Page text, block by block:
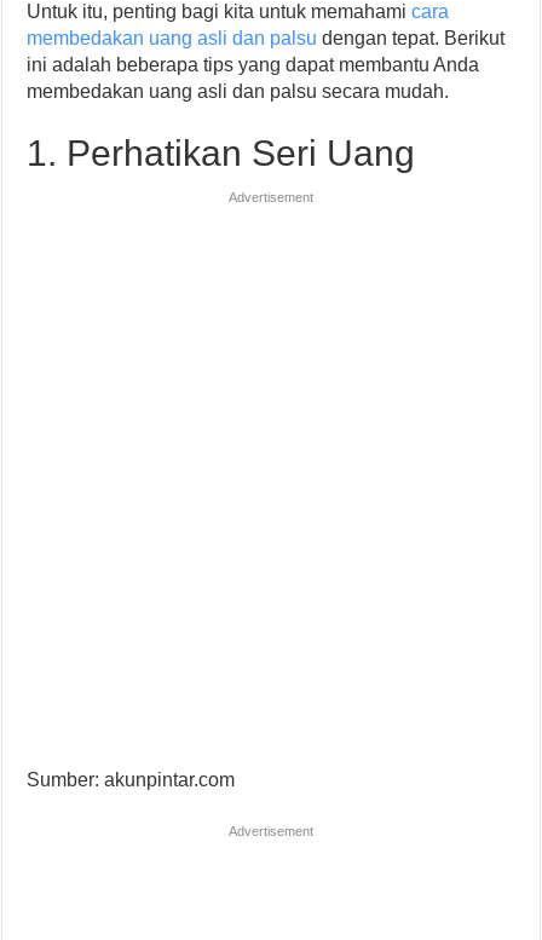
Untuk itu, penting bagi kita untuk memahamicara
membedakan uang asli dan palsu dengan tepat. Berikut
ini adalah beberapa tips yang dapat membantu Anda
membedakan uang asli dan palsu secara mudah.
1. Perhatikan Seri Uang
Advertisement
Sumber: akunpintar.com
Advertisement